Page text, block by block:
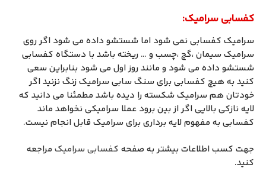
کفسابی سرامیک:
سرامیک کفسابی نمی شود اما شستشو داده می شود اگر روی
سرامیک سیمان ،گچ ،چسب و … ریخته باشد با دستگاه کفسابی
شستشو داده می شود و مانند روز اول می شود بنابراین سعی
کنید به هیچ کفسابی برای سنگ سابی سرامیک زنگ نزنید اگر
خودتان هم سرامیک شکسته را دیده باشد مطمئنا می دانید که
لایه نازکی بالایی اگر از بین برود عملا سرامیکی نخواهد ماند
کفسابی به مفهوم لایه برداری برای سرامیک قابل انجام نیست.
جهت کسب اطلاعات بیشتر به صفحه کفسابی سرامیک مراجعه
کنید.